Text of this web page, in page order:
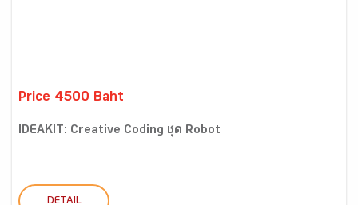
Price 4500 Baht
IDEAKIT: Creative Coding ชุด Robot
DETAIL